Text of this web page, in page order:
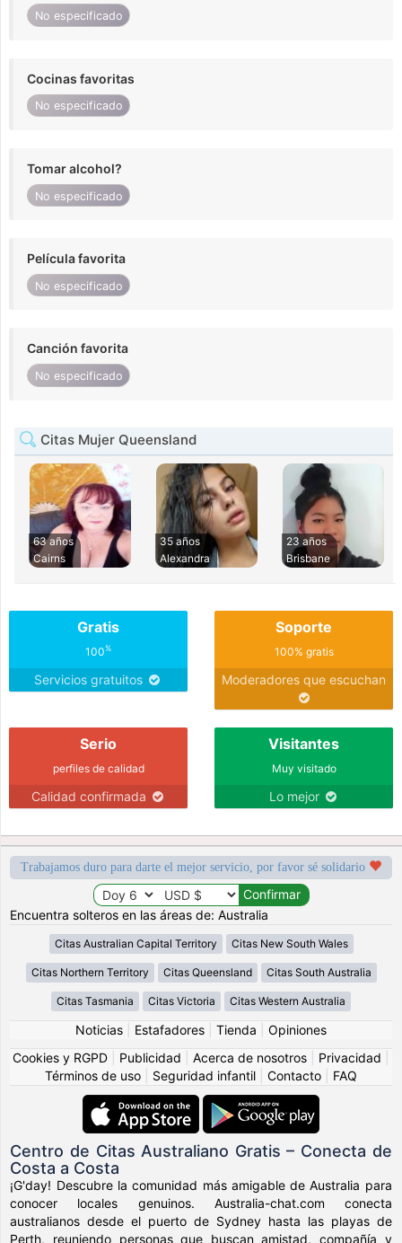
No especificado
Cocinas favoritas
No especificado
Tomar alcohol?
No especificado
Película favorita
No especificado
Canción favorita
No especificado
Citas Mujer Queensland
63 años
Cairns
35 años
Alexandra
23 años
Brisbane
Gratis
100%
Servicios gratuitos
Soporte
100% gratis
Moderadores que escuchan
Serio
perfiles de calidad
Calidad confirmada
Visitantes
Muy visitado
Lo mejor
Trabajamos duro para darte el mejor servicio, por favor sé solidario
Encuentra solteros en las áreas de: Australia
Citas Australian Capital Territory Citas New South Wales
Citas Northern Territory Citas Queensland Citas South Australia
Citas Tasmania Citas Victoria Citas Western Australia
Noticias Estafadores Tienda
Opiniones
Cookies y RGPD
Publicidad Acerca de nosotros Privacidad
Términos de uso
Seguridad infantil Contacto FAQ
Centro de Citas Australiano Gratis – Conecta de
Costa a Costa
¡G'day! Descubre la comunidad más amigable de Australia para
conocer locales genuinos. Australia-chat.com conecta
australianos desde el puerto de Sydney hasta las playas de
Perth, reuniendo personas que buscan amistad, compañía y